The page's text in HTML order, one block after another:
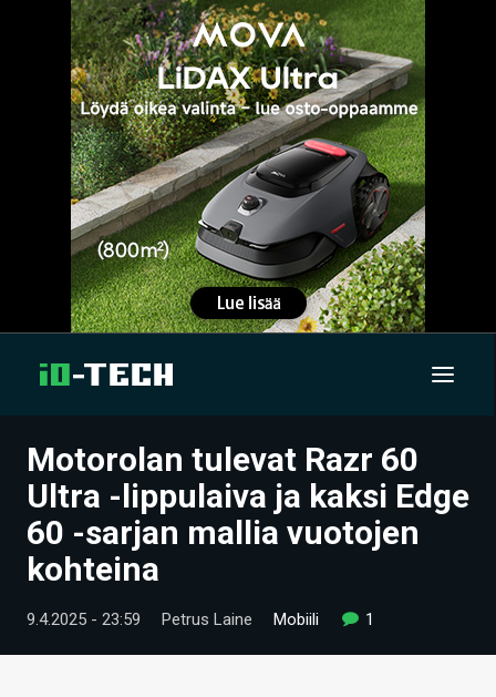
UUTISET
ARTIKKELIT
VIDEOT
TECHBBS
Motorolan tulevat Razr 60
Ultra -lippulaiva ja kaksi Edge
60 -sarjan mallia vuotojen
kohteina
9.4.2025 - 23:59 Petrus Laine Mobiili 1